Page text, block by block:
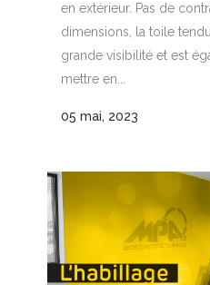
en extérieur. Pas de
dimensions, la toile
grande visibilité et est
mettre en...
05 mai, 2023